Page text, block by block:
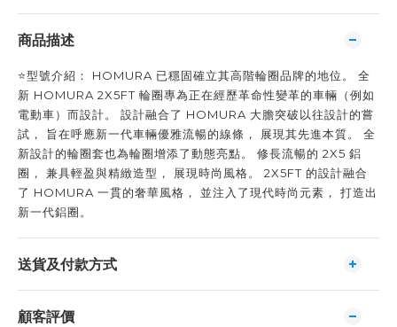
商品描述
⭐️型號介紹： HOMURA 已穩固確立其高階輪圈品牌的地位。 全
新 HOMURA 2X5FT 輪圈專為正在經歷革命性變革的車輛（例如
電動車）而設計。 設計融合了 HOMURA 大膽突破以往設計的嘗
試， 旨在呼應新一代車輛優雅流暢的線條， 展現其先進本質。 全
新設計的輪圈套也為輪圈增添了動態亮點。 修長流暢的 2X5 鋁
圈， 兼具輕盈與精緻造型， 展現時尚風格。 2X5FT 的設計融合
了 HOMURA 一貫的奢華風格， 並注入了現代時尚元素， 打造出
新一代鋁圈。
送貨及付款方式
顧客評價